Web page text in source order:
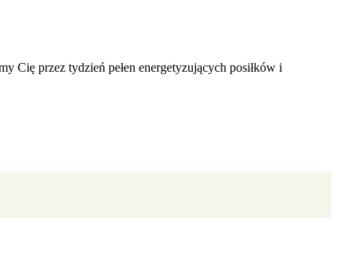
Cię przez tydzień pełen energetyzujących posiłków i